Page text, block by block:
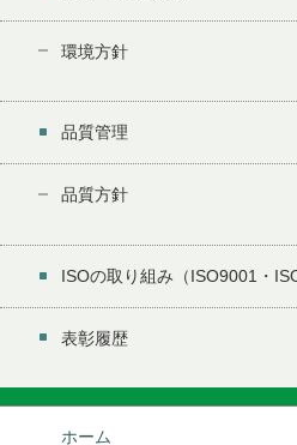
環境方針
品質管理
品質方針
ISOの取り組み（ISO9001・
表彰履歴
ホーム